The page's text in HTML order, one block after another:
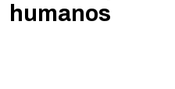
humanos